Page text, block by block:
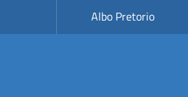
Albo Pretorio